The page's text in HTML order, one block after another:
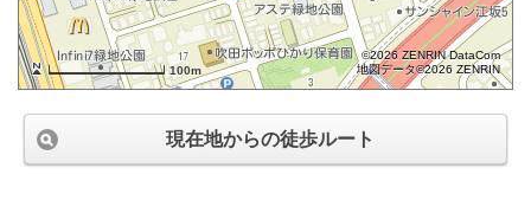
100m
©2026 ZENRIN DataCom
地図データ©2026 ZENRIN
現在地からの徒歩ルート